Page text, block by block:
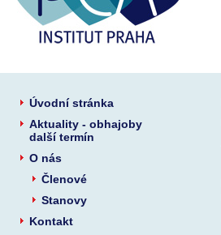
Úvodní stránka
Aktuality - obhajoby
další termín
O nás
Členové
Stanovy
Kontakt